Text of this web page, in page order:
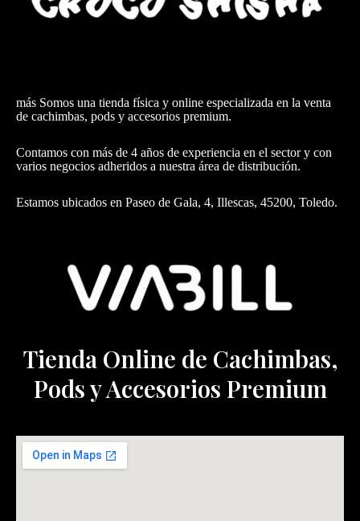
más Somos una tienda física y online especializada en la venta
de cachimbas, pods y accesorios premium.
Contamos con más de 4 años de experiencia en el sector y con
varios negocios adheridos a nuestra área de distribución.
Estamos ubicados en Paseo de Gala, 4, Illescas, 45200, Toledo.
Tienda Online de Cachimbas,
Pods y Accesorios Premium